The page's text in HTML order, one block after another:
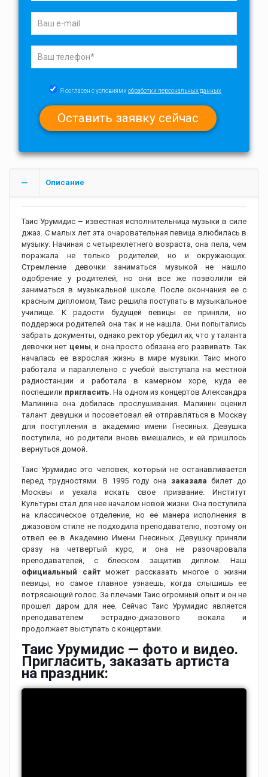
Я согласен с условиями обработки персональных данных
Описание
Таис Урумидис– известная исполнительница музыки в силе
джаз. С малых лет эта очаровательная певица влюбилась в
музыку. Начиная с четырехлетнего возраста, она пела, чем
поражала не только родителей, но и окружающих.
Стремление девочки заниматься музыкой не нашло
одобрение у родителей, но они все же позволили ей
заниматься в музыкальной школе. После окончания ее с
красным дипломом, Таис решила поступать в музыкальное
училище. К радости будущей певицы ее приняли, но
поддержки родителей она так и не нашла. Они попытались
забрать документы, однако ректор убедил их, что у таланта
девочки нет цены, и она просто обязана его развивать. Так
началась ее взрослая жизнь в мире музыки. Таис много
работала и параллельно с учебой выступала на местной
радиостанции и работала в камерном хоре, куда ее
поспешили пригласить. На одном из концертов Александра
Малинина она добилась прослушивания. Малинин оценил
талант девушки и посоветовал ей отправляться в Москву
для поступления в академию имени Гнесиных. Девушка
поступила, но родители вновь вмешались, и ей пришлось
вернуться домой.
Таис Урумидис это человек, который не останавливается
перед трудностями. В 1995 году она заказала билет до
Москвы и уехала искать свое призвание. Институт
Культуры стал для нее началом новой жизни. Она поступила
на классическое отделение, но ее манера исполнения в
джазовом стиле не подходила преподавателю, поэтому он
отвел ее в Академию Имени Гнесиных. Девушку приняли
сразу на четвертый курс, и она не разочаровала
преподавателей, с блеском защитив диплом. Наш
официальный сайтможет рассказать многое о жизни
певицы, но самое главное узнаешь, когда слышишь ее
потрясающий голос. За плечами Таис огромный опыт и он не
прошел даром для нее. Сейчас Таис Урумидис является
преподавателем эстрадно-джазового вокала и
продолжает выступать с концертами.
Таис Урумидис — фото и видео.
Пригласить, заказать артиста
на праздник: